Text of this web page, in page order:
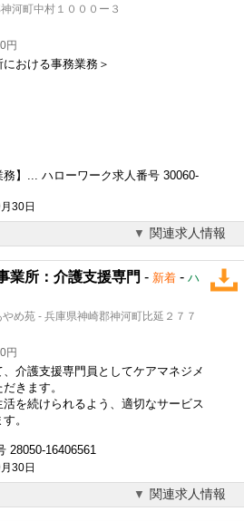
河町中村１０００ー３
円
おける事務業務＞
務】... ハローワーク求人番号 30060-
30日
関連求人情報
業所：介護支援専門 - 新着 - ハ
苑 - 兵庫県神崎郡神河町比延２７７
円
介護支援専門員としてケアマネジメ
きます。
を続けられるよう、適切なサービス
。
28050-16406561
30日
関連求人情報